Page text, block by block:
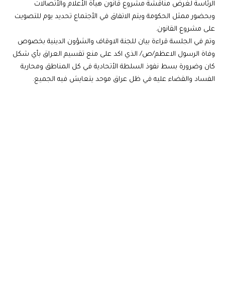
الرئاسة لغرض مناقشة مشروع قانون هيأة الأعلام والأتصالات
وبحضور ممثل الحكومة ويتم الاتفاق في الأجتماع تحديد يوم للتصويت
على مشروع القانون.
وتم في الجلسة قراءة بيان للجنة الاوقاف والشؤون الدينية بخصوص
وفاة الرسول الاعظم/ص/ الذي اكد على منع تقسيم العراق بأي شكل
كان وضرورة بسط نفوذ السلطة الأتحادية في كل المناطق ومحاربة
الفساد والقضاء عليه في ظل عراق موحد يتعايش فيه الجميع.